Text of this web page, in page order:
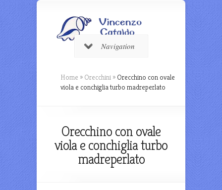
Navigation
Home » Orecchini » Orecchino con ovale
viola e conchiglia turbo madreperlato
Orecchino con ovale
viola e conchiglia turbo
madreperlato